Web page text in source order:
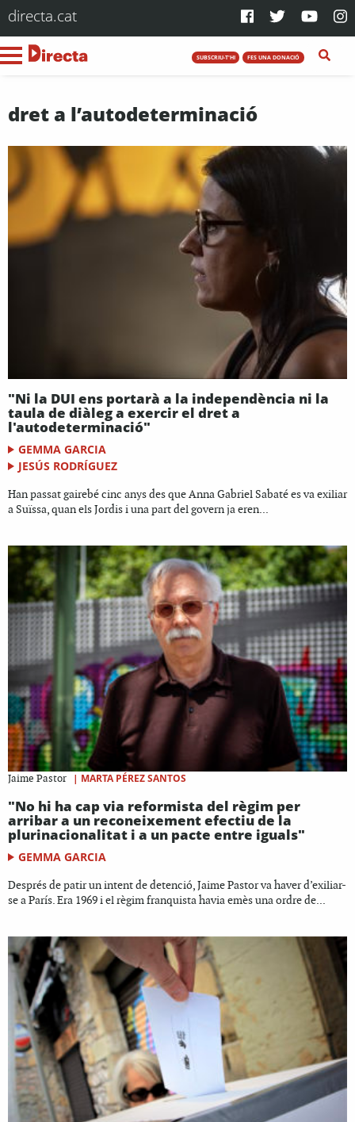
directa.cat
SUBSCRIU-T'HI FES UNA DONACIÓ
dret a l’autodeterminació
"Ni la DUI ens portarà a la independència ni la
taula de diàleg a exercir el dret a
l'autodeterminació"
GEMMA GARCIA
JESÚS RODRÍGUEZ
Han passat gairebé cinc anys des que Anna Gabriel Sabaté es va exiliar
a Suïssa, quan els Jordis i una part del govern ja eren...
Jaime Pastor | MARTA PÉREZ SANTOS
"No hi ha cap via reformista del règim per
arribar a un reconeixement efectiu de la
plurinacionalitat i a un pacte entre iguals"
GEMMA GARCIA
Després de patir un intent de detenció, Jaime Pastor va haver d’exiliar-
se a París. Era 1969 i el règim franquista havia emès una ordre de...